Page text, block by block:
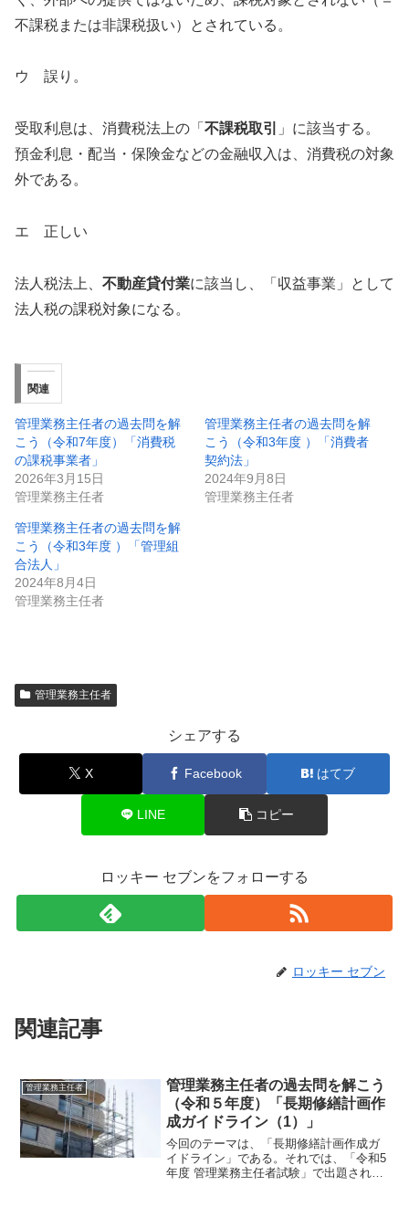
不課税または非課税扱い）とされている。
ウ 誤り。
受取利息は、消費税法上の「 不課税取引
」に該当する。
預金利息・配当・保険金などの金融収入は、消費税の対象
外である。
エ 正しい
法人税法上、 不動産貸付業に該当し、「収益事業」として
法人税の課税対象になる。
関連
管理業務主任者の過去問を解
こう（令和7年度）「消費税
の課税事業者」
2026年3月15日
管理業務主任者
管理業務主任者の過去問を解
こう（令和3年度 ）「消費者
契約法」
2024年9月8日
管理業務主任者
管理業務主任者の過去問を解
こう（令和3年度 ）「管理組
合法人」
2024年8月4日
管理業務主任者
管理業務主任者
シェアする
X Facebook はてブ
LINE コピー
ロッキー セブンをフォローする
ロッキー セブン
関連記事
管理業務主任者
管理業務主任者の過去問を解こう
（令和５年度）「長期修繕計画作
成ガイドライン（1）」
今回のテーマは、「長期修繕計画作成ガ
イドライン」である。それでは、「令和5
年度 管理業務主任者試験」で出題された